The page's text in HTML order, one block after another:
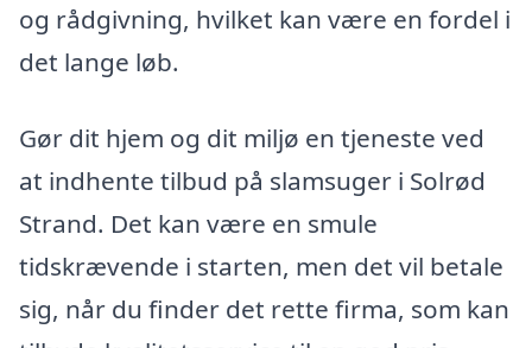
og rådgivning, hvilket kan være en fordel i
det lange løb.
Gør dit hjem og dit miljø en tjeneste ved
at indhente tilbud på slamsuger i Solrød
Strand. Det kan være en smule
tidskrævende i starten, men det vil betale
sig, når du finder det rette firma, som kan